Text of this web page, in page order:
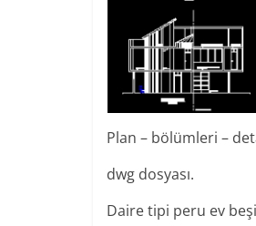
Plan – bölümleri –
dwg dosyası.
Daire tipi peru ev